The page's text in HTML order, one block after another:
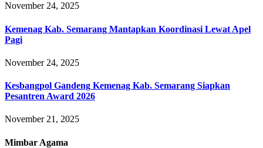
November 24, 2025
Kemenag Kab. Semarang Mantapkan Koordinasi Lewat Apel
Pagi
November 24, 2025
Kesbangpol Gandeng Kemenag Kab. Semarang Siapkan
Pesantren Award 2026
November 21, 2025
Mimbar Agama